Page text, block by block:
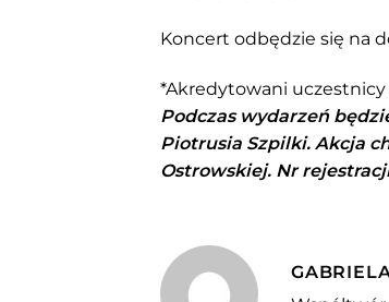
Koncert odbędzie się na
*Akredytowani
Podczas wydarzeń
Piotrusia Szpilki. Akcja
Ostrowskiej. Nr